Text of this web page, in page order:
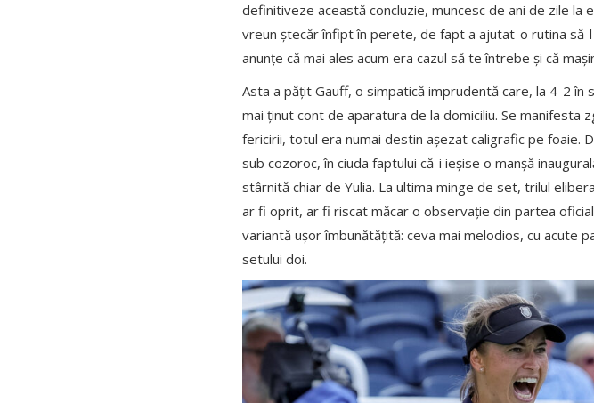
definitiveze această concluzie, muncesc de ani de zile
vreun ștecăr înfipt în perete, de fapt a ajutat-o rutina să-
anunțe că mai ales acum era cazul să te întrebe și că
Asta a pățit Gauff, o simpatică imprudentă care, la 4-2 în
mai ținut cont de aparatura de la domiciliu. Se manifesta
fericirii, totul era numai destin așezat caligrafic pe foaie.
sub cozoroc, în ciuda faptului că-i ieșise o manșă
stârnită chiar de Yulia. La ultima minge de set, trilul
ar fi oprit, ar fi riscat măcar o observație din partea
variantă ușor îmbunătățită: ceva mai melodios, cu acute
setului doi.